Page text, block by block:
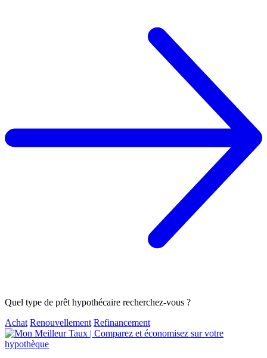
Quel type de prêt hypothécaire recherchez-vous ?
Achat Renouvellement Refinancement